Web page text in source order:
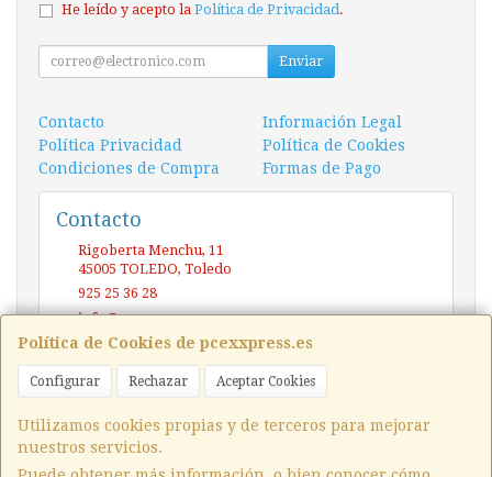
Política de Cookies de pcexxpress.es
Configurar Rechazar Aceptar Cookies
Utilizamos cookies propias y de terceros para mejorar
nuestros servicios.
He leído y acepto la Política de Privacidad.
Enviar
Contacto
Información Legal
Política Privacidad
Política de Cookies
Condiciones de Compra
Formas de Pago
Contacto
Rigoberta Menchu, 11
45005 TOLEDO, Toledo
925 25 36 28
info@pcexxpress.es
Horario
10 - 14 / 17 - 20 Sábado / Domingo (CERRADO)